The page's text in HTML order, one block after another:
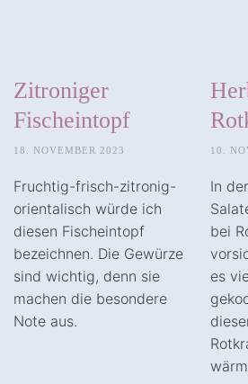
Zitroniger
Fischeintopf
18. NOVEMBER 2023
Fruchtig-frisch-zitronig-
orientalisch würde ich
diesen Fischeintopf
bezeichnen. Die Gewürze
sind wichtig, denn sie
machen die besondere
Note aus.
10.
In
bei
es